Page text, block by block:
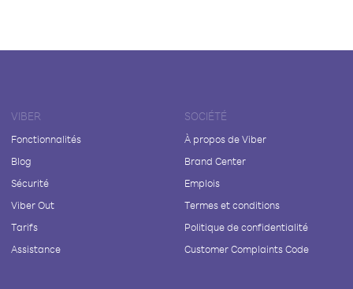
VIBER
Fonctionnalités
Blog
Sécurité
Viber Out
Tarifs
Assistance
SOCIÉTÉ
À propos de Viber
Brand Center
Emplois
Termes et conditions
Politique de confidentialité
Customer Complaints Code